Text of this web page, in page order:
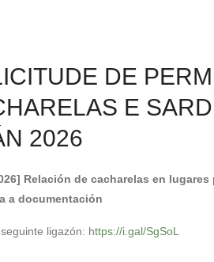
DE
E
2026
Relación de cacharelas en
a documentación
ligazón: https://i.gal/SgSoL